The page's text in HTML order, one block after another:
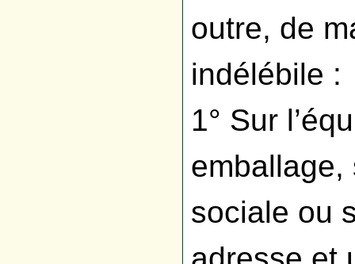
outre, de
indélébile :
1° Sur
emballage,
sociale ou